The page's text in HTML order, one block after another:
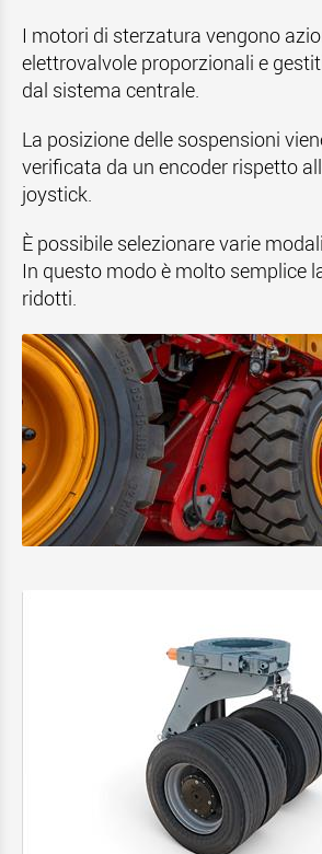
I motori di sterzatura vengono
elettrovalvole proporzionali e
dal sistema centrale.
La posizione delle sospensioni
verificata da un encoder rispetto
joystick.
È possibile selezionare varie
In questo modo è molto semplice
ridotti.